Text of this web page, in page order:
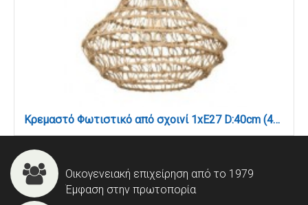
Κρεμαστό Φωτιστικό από σχοινί 1xE27 D:40cm (4042)
Οικογενειακή επιχείρηση από το 1979
Έμφαση στην πρωτοπορία